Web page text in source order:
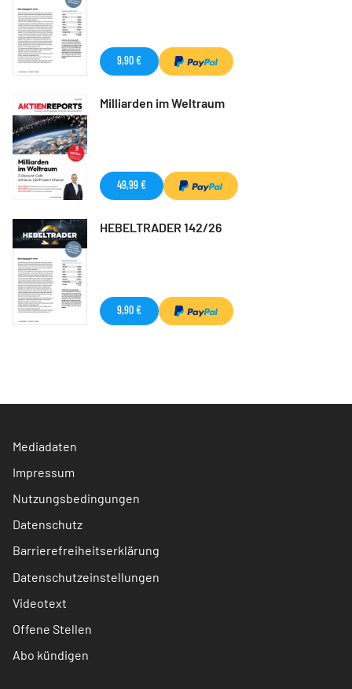
9,90 €
Milliarden im Weltraum
49,99 €
HEBELTRADER 142/26
9,90 €
Mediadaten
Impressum
Nutzungsbedingungen
Datenschutz
Barrierefreiheitserklärung
Datenschutzeinstellungen
Videotext
Offene Stellen
Abo kündigen